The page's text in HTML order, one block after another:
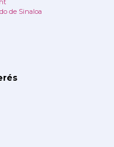
de Sinaloa